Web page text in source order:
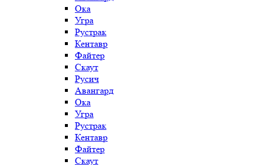
Ока
Угра
Рустрак
Кентавр
Файтер
Скаут
Русич
Авангард
Ока
Угра
Рустрак
Кентавр
Файтер
Скаут